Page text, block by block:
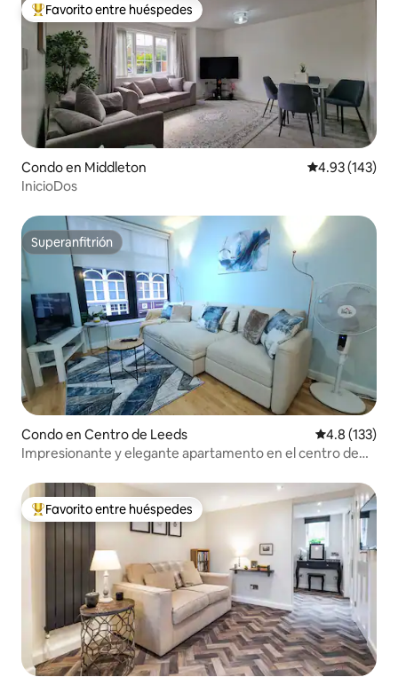
Favorito entre huéspedes preferido
Favorito entre huéspedes
Condo en Middleton Calificación
4.93 (143)
InicioDos
Superanfitrión
Superanfitrión
Condo en Centro de Leeds Calificación
4.8 (133)
Impresionante y elegante apartamento en el centro de
Favorito entre huéspedes preferido
Favorito entre huéspedes